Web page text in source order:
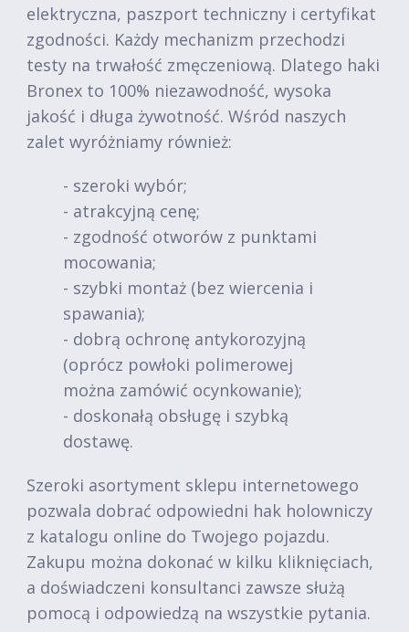
elektryczna, paszport techniczny i certyfikat
zgodności. Każdy mechanizm przechodzi
testy na trwałość zmęczeniową. Dlatego haki
Bronex to 100% niezawodność, wysoka
jakość i długa żywotność. Wśród naszych
zalet wyróżniamy również:
- szeroki wybór;
- atrakcyjną cenę;
- zgodność otworów z punktami
mocowania;
- szybki montaż (bez wiercenia i
spawania);
- dobrą ochronę antykorozyjną
(oprócz powłoki polimerowej
można zamówić ocynkowanie);
- doskonałą obsługę i szybką
dostawę.
Szeroki asortyment sklepu internetowego
pozwala dobrać odpowiedni hak holowniczy
z katalogu online do Twojego pojazdu.
Zakupu można dokonać w kilku kliknięciach,
a doświadczeni konsultanci zawsze służą
pomocą i odpowiedzą na wszystkie pytania.